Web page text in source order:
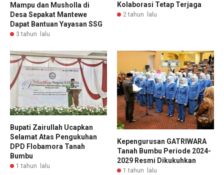
Mampu dan Musholla di
Desa Sepakat Mantewe
Dapat Bantuan Yayasan SSG
3 tahun lalu
Kolaborasi Tetap Terjaga
2 tahun lalu
Bupati Zairullah Ucapkan
Selamat Atas Pengukuhan
DPD Flobamora Tanah
Bumbu
1 tahun lalu
Kepengurusan GATRIWARA
Tanah Bumbu Periode 2024-
2029 Resmi Dikukuhkan
1 tahun lalu